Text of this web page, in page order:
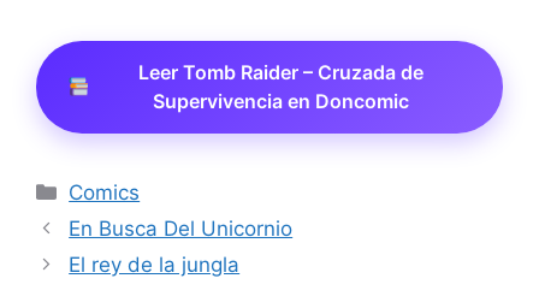
Leer Tomb Raider – Cruzada de
Supervivencia en Doncomic
Categorías
Comics
En Busca Del Unicornio
El rey de la jungla